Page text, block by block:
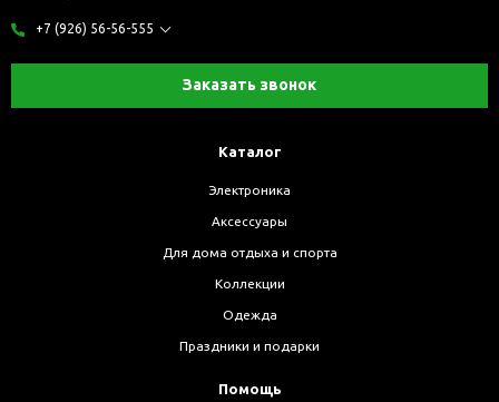
+7 (926) 56-56-555
Заказать звонок
Каталог
Электроника
Аксессуары
Для дома отдыха и спорта
Коллекции
Одежда
Праздники и подарки
Помощь